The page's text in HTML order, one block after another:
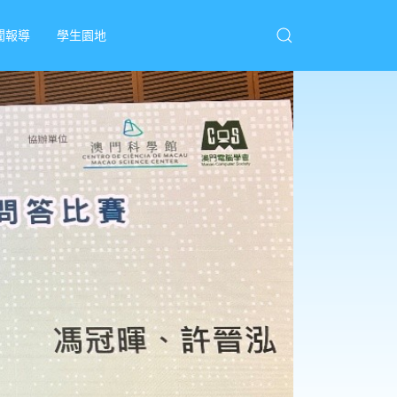
報導 學生園地